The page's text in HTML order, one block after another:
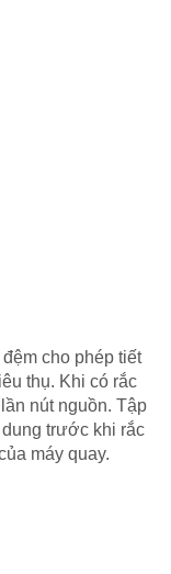
cho phép tiết
thụ. Khi có rắc
nút nguồn. Tập
trước khi rắc
máy quay.